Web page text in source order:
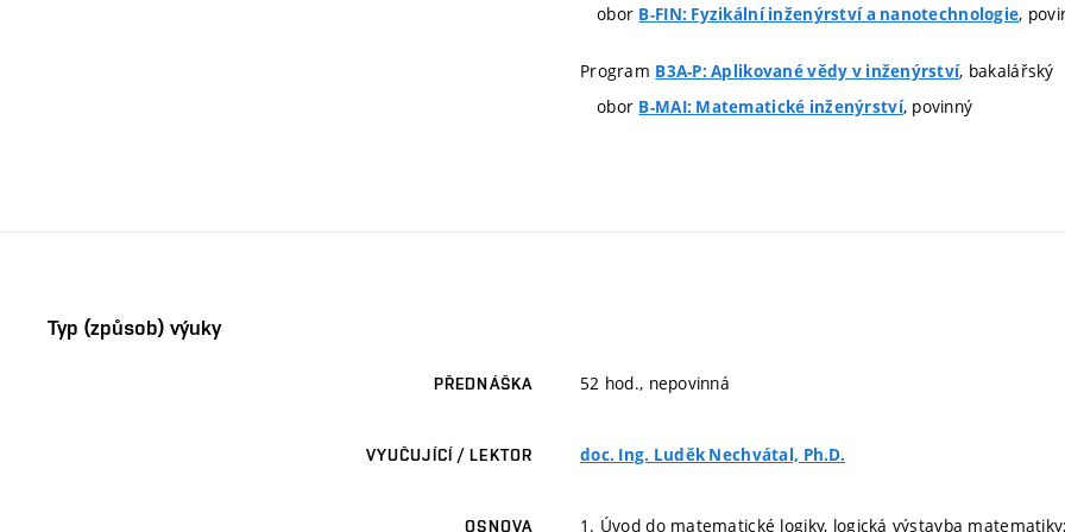
obor B-FIN: Fyzikální inženýrství a nanotechnologie,
Program B3A-P: Aplikované vědy v inženýrství, bakalářský
obor B-MAI: Matematické inženýrství, povinný
Typ (způsob) výuky
PŘEDNÁŠKA 52 hod., nepovinná
VYUČUJÍCÍ / LEKTOR doc. Ing. Luděk Nechvátal, Ph.D.
OSNOVA
1. Úvod do matematické logiky, logická výstavba matematiky;